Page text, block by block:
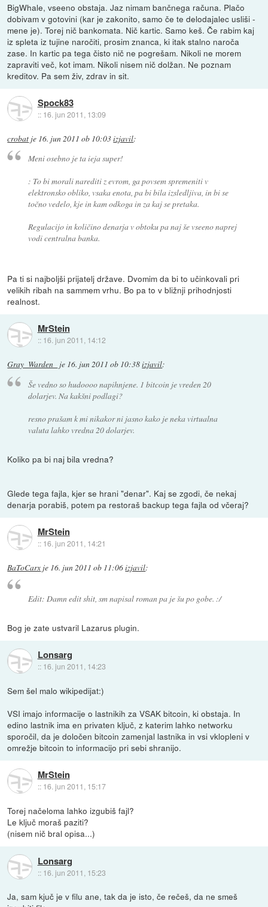
BigWhale, vseeno obstaja. Jaz nimam bančnega računa. Plačo
dobivam v gotovini (kar je zakonito, samo če te delodajalec usliši -
mene je). Torej nič bankomata. Nič kartic. Samo keš. Če rabim kaj
iz spleta iz tujine naročiti, prosim znanca, ki itak stalno naroča
zase. In kartic pa tega čisto nič ne pogrešam. Nikoli ne morem
zapraviti več, kot imam. Nikoli nisem nič dolžan. Ne poznam
kreditov. Pa sem živ, zdrav in sit.
Spock83
:: 16. jun 2011, 13:09
crobat je 16. jun 2011 ob 10:03izjavil:
Meni osebno je ta ieja super!
: To bi morali narediti z evrom, ga povsem spremeniti v
elektronsko obliko, vsaka enota, pa bi bila izsledljiva, in bi se
točno vedelo, kje in kam odkoga in za kaj se pretaka.
Regulacijo in količino denarja v obtoku pa naj še vseeno naprej
vodi centralna banka.
Pa ti si najboljši prijatelj države. Dvomim da bi to učinkovali pri
velikih ribah na sammem vrhu. Bo pa to v bližnji prihodnjosti
realnost.
MrStein
:: 16. jun 2011, 14:12
Gray_Warden_ je 16. jun 2011 ob 10:38izjavil:
Še vedno so hudoooo napihnjene. 1 bitcoin je vreden 20
dolarjev. Na kakšni podlagi?
resno prašam k mi nikakor ni jasno kako je neka virtualna
valuta lahko vredna 20 dolarjev.
Koliko pa bi naj bila vredna?
Glede tega fajla, kjer se hrani "denar". Kaj se zgodi, če nekaj
denarja porabiš, potem pa restoraš backup tega fajla od včeraj?
MrStein
:: 16. jun 2011, 14:21
BaToCarx je 16. jun 2011 ob 11:06izjavil:
Edit: Damn edit shit, sm napisal roman pa je šu po gobe. :/
Bog je zate ustvaril Lazarus plugin.
Lonsarg
:: 16. jun 2011, 14:23
Sem šel malo wikipedijat:)
VSI imajo informacije o lastnikih za VSAK bitcoin, ki obstaja. In
edino lastnik ima en privaten ključ, z katerim lahko networku
sporočil, da je določen bitcoin zamenjal lastnika in vsi vklopleni v
omrežje bitcoin to informacijo pri sebi shranijo.
MrStein
:: 16. jun 2011, 15:17
Torej načeloma lahko izgubiš fajl?
Le ključ moraš paziti?
(nisem nič bral opisa...)
Lonsarg
:: 16. jun 2011, 15:23
Ja, sam kjuč je v filu ane, tak da je isto, če rečeš, da ne smeš